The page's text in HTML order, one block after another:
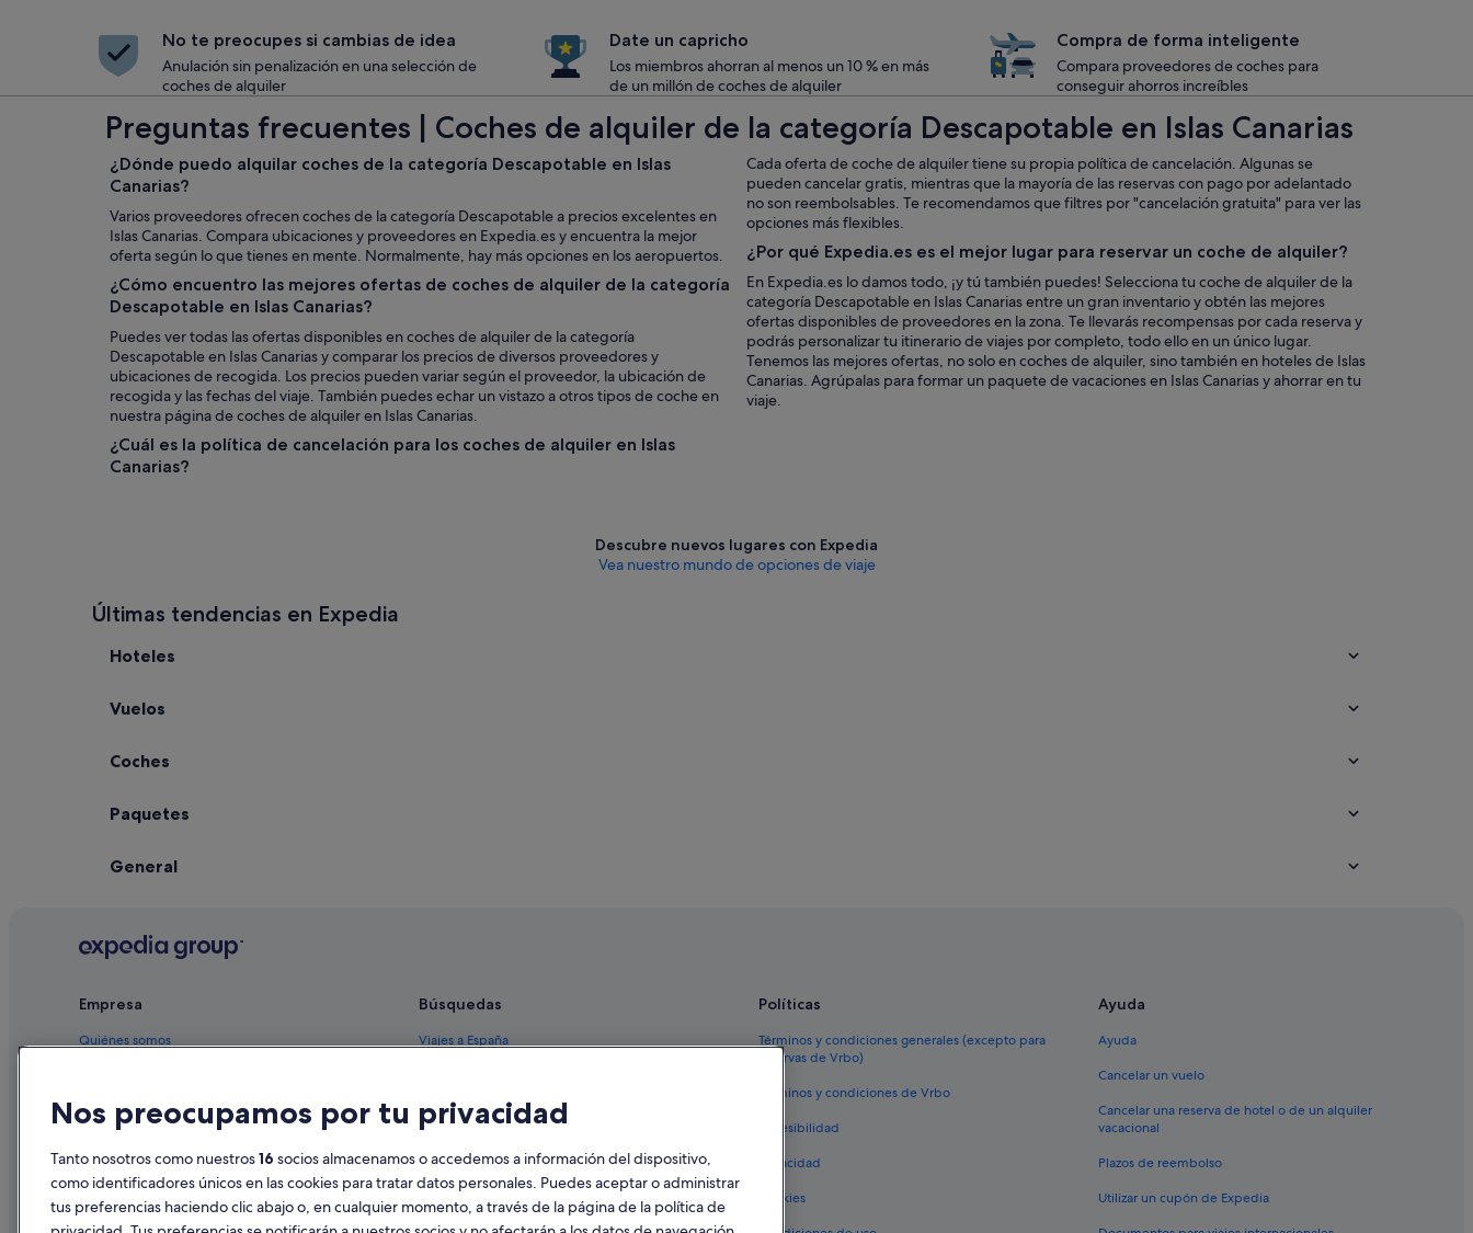
No te preocupes si cambias de idea
Anulación sin penalización en una selección de
coches de alquiler
Date un capricho
Los miembros ahorran al menos un 10 % en más
de un millón de coches de alquiler
Compra de forma inteligente
Compara proveedores de coches para
conseguir ahorros increíbles
Preguntas frecuentes | Coches de alquiler de la categoría Descapotable en Islas Canarias
¿Dónde puedo alquilar coches de la categoría Descapotable en Islas
Canarias?
Varios proveedores ofrecen coches de la categoría Descapotable a precios excelentes en
Islas Canarias. Compara ubicaciones y proveedores en Expedia.es y encuentra la mejor
oferta según lo que tienes en mente. Normalmente, hay más opciones en los aeropuertos.
¿Cómo encuentro las mejores ofertas de coches de alquiler de la categoría
Descapotable en Islas Canarias?
Puedes ver todas las ofertas disponibles en coches de alquiler de la categoría
Descapotable en Islas Canarias y comparar los precios de diversos proveedores y
ubicaciones de recogida. Los precios pueden variar según el proveedor, la ubicación de
recogida y las fechas del viaje. También puedes echar un vistazo a otros tipos de coche en
nuestra página de coches de alquiler en Islas Canarias.
¿Cuál es la política de cancelación para los coches de alquiler en Islas
Canarias?
Cada oferta de coche de alquiler tiene su propia política de cancelación. Algunas se
pueden cancelar gratis, mientras que la mayoría de las reservas con pago por adelantado
no son reembolsables. Te recomendamos que filtres por "cancelación gratuita" para ver las
opciones más flexibles.
¿Por qué Expedia.es es el mejor lugar para reservar un coche de alquiler?
En Expedia.es lo damos todo, ¡y tú también puedes! Selecciona tu coche de alquiler de la
categoría Descapotable en Islas Canarias entre un gran inventario y obtén las mejores
ofertas disponibles de proveedores en la zona. Te llevarás recompensas por cada reserva y
podrás personalizar tu itinerario de viajes por completo, todo ello en un único lugar.
Tenemos las mejores ofertas, no solo en coches de alquiler, sino también en hoteles de Islas
Canarias. Agrúpalas para formar un paquete de vacaciones en Islas Canarias y ahorrar en tu
viaje.
Descubre nuevos lugares con Expedia
Vea nuestro mundo de opciones de viaje
Últimas tendencias en Expedia
Hoteles
Vuelos
Coches
Paquetes
General
Empresa
Quiénes somos
Anuncia tu alojamiento
Prensa
Búsquedas
Viajes a España
Alquileres vacacionales España
Vuelos baratos en España
Alquiler de coches en España
Políticas
Términos y condiciones generales (excepto para
reservas de Vrbo)
Términos y condiciones de Vrbo
Accesibilidad
Privacidad
Cookies
Ayuda
Ayuda
Cancelar un vuelo
Cancelar una reserva de hotel o de un alquiler
vacacional
Plazos de reembolso
Utilizar un cupón de Expedia
Nos preocupamos por tu privacidad
Tanto nosotros como nuestros16 socios almacenamos o accedemos a información del dispositivo,
como identificadores únicos en las cookies para tratar datos personales. Puedes aceptar o administrar
tus preferencias haciendo clic abajo o, en cualquier momento, a través de la página de la política de